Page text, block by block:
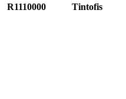
R1110000 Tintofis